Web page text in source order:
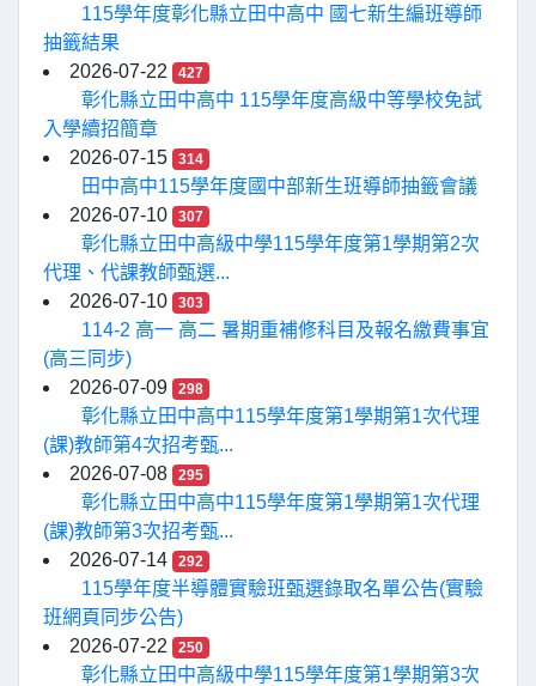
115學年度彰化縣立田中高中 國七新生編班導師
抽籤結果
2026-07-22
427
彰化縣立田中高中 115學年度高級中等學校免試
入學續招簡章
2026-07-15
314
田中高中115學年度國中部新生班導師抽籤會議
2026-07-10
307
彰化縣立田中高級中學115學年度第1學期第2次
代理、代課教師甄選...
2026-07-10
303
114-2 高一 高二 暑期重補修科目及報名繳費事宜
(高三同步)
2026-07-09
298
彰化縣立田中高中115學年度第1學期第1次代理
(課)教師第4次招考甄...
2026-07-08
295
彰化縣立田中高中115學年度第1學期第1次代理
(課)教師第3次招考甄...
2026-07-14
292
115學年度半導體實驗班甄選錄取名單公告(實驗
班網頁同步公告)
2026-07-22
250
彰化縣立田中高級中學115學年度第1學期第3次